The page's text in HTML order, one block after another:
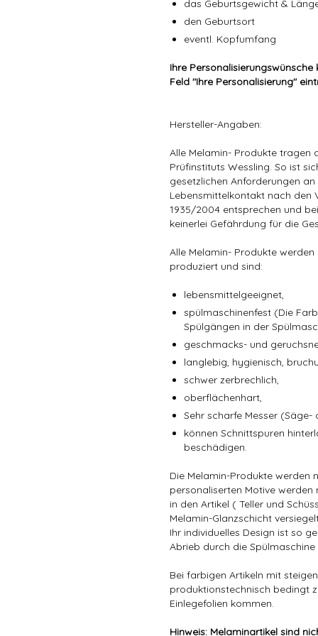
das Geburtsgewicht &
den Geburtsort
eventl. Kopfumfang
Ihre
Feld "Ihre Personalisierung"
Hersteller-Angaben:
Alle Melamin- Produkte tragen
Prüfinstituts Wessling. So ist
gesetzlichen Anforderungen
Lebensmittelkontakt nach den
1935/2004 entsprechen und
keinerlei Gefährdung für die
Alle Melamin- Produkte
produziert und sind:
lebensmittelgeeignet,
spülmaschinenfest (Die
Spülgängen in der
geschmacks- und
langlebig, hygienisch,
schwer zerbrechlich,
oberflächenhart,
Sehr scharfe Messer (Säge-
können Schnittspuren
beschädigen.
Die Melamin-Produkte werden
personaliserten Motive
in den Artikel ( Teller und
Melamin-Glanzschicht
Ihr individuelles Design ist so
Abrieb durch die
Bei farbigen Artikeln mit
produktionstechnisch bedingt
Einlegefolien kommen.
Hinweis: Melaminartikel sind